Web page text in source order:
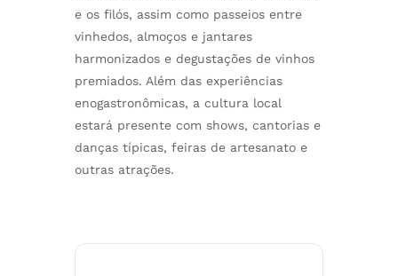
e os filós, assim como passeios entre
vinhedos, almoços e jantares
harmonizados e degustações de vinhos
premiados. Além das experiências
enogastronômicas, a cultura local
estará presente com shows, cantorias e
danças típicas, feiras de artesanato e
outras atrações.